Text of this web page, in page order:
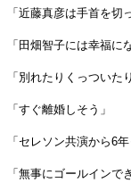
「近藤真彦は手首を切
「田畑智子には幸福に
「別れたりくっついた
「すぐ離婚しそう」
「セレソン共演から6
「無事にゴールインで